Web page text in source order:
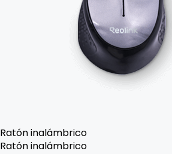
Ratón inalámbrico
Ratón inalámbrico